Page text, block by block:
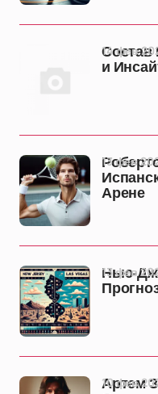
Состав
и
14 фев
Арене
13 фев
Нью-
13 фев
Артем
10 фев